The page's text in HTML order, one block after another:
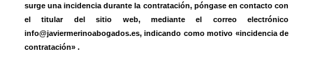
surge una incidencia durante la contratación, póngase en contacto con
el titular del sitio web, mediante el correo electrónico
info@javiermerinoabogados.es, indicando como motivo «incidencia de
contratación» .